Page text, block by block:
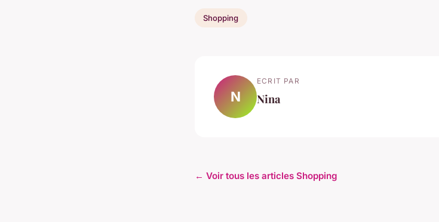
Shopping
N
ECRIT PAR
Nina
← Voir tous les articles Shopping